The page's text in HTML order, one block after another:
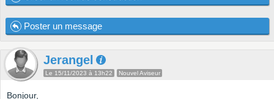
Poster un message
Jerangel
Le 15/11/2023 à 13h22 Nouvel Aviseur
Bonjour,